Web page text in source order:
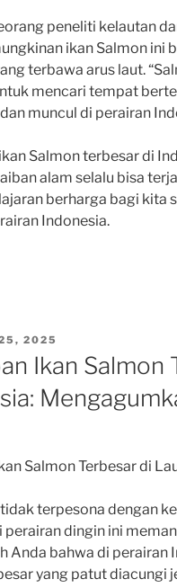
peneliti kelautan
ikan Salmon ini
terbawa arus laut.
mencari tempat
muncul di perairan
Salmon terbesar di
alam selalu bisa
berharga bagi kita
Indonesia.
2025
Ikan Salmon
Salmon Terbesar di
terpesona dengan
perairan dingin ini
Anda bahwa di
yang patut diacungi